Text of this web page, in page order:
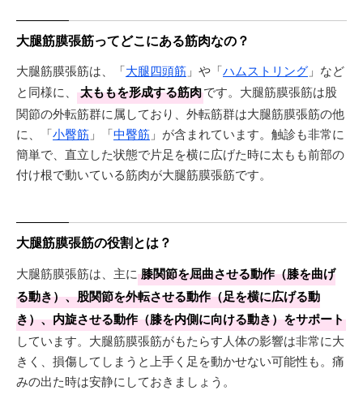
大腿筋膜張筋ってどこにある筋肉なの？
大腿筋膜張筋は、「大腿四頭筋 」や「ハムストリング 」など
と同様に、
太ももを形成する筋肉です。大腿筋膜張筋は股
関節の外転筋群に属しており、外転筋群は大腿筋膜張筋の他
に、「小臀筋 」「中臀筋 」が含まれています。触診も非常に
簡単で、直立した状態で片足を横に広げた時に太もも前部の
付け根で動いている筋肉が大腿筋膜張筋です。
大腿筋膜張筋の役割とは？
大腿筋膜張筋は、主に 膝関節を屈曲させる動作（膝を曲げ
る動き）、股関節を外転させる動作（足を横に広げる動
き）、内旋させる動作（膝を内側に向ける動き）をサポート
しています。大腿筋膜張筋がもたらす人体の影響は非常に大
きく、損傷してしまうと上手く足を動かせない可能性も。痛
みの出た時は安静にしておきましょう。